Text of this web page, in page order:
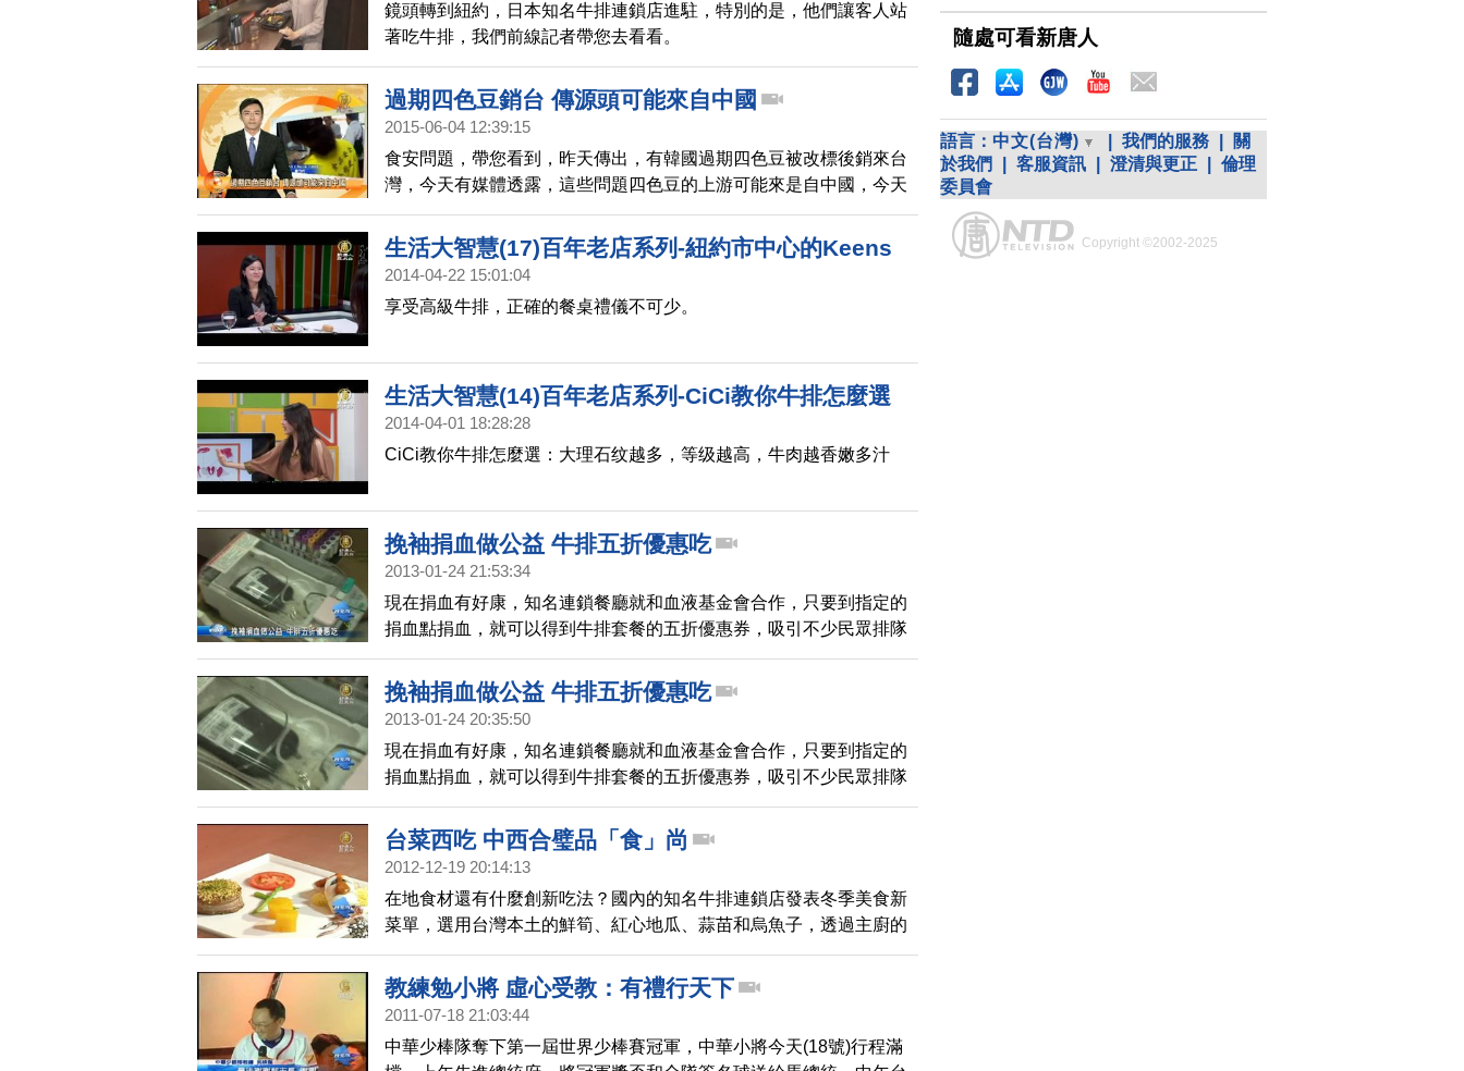
鏡頭轉到紐約，日本知名牛排連鎖店進駐，特別的是，他們讓客人站
著吃牛排，我們前線記者帶您去看看。
過期四色豆銷台 傳源頭可能來自中國
2015-06-04 12:39:15
食安問題，帶您看到，昨天傳出，有韓國過期四色豆被改標後銷來台
灣，今天有媒體透露，這些問題四色豆的上游可能來是自中國，今天
桃園衛生局表示，進一步消息，有待檢方調查，目前，吼牛排等，使
用問題四色豆的九家牛排館，都已經停用。
生活大智慧(17)百年老店系列-紐約市中心的Keens
Steakshouse
2014-04-22 15:01:04
享受高級牛排，正確的餐桌禮儀不可少。
生活大智慧(14)百年老店系列-CiCi教你牛排怎麼選
2014-04-01 18:28:28
CiCi教你牛排怎麼選：大理石纹越多，等级越高，牛肉越香嫩多汁
挽袖捐血做公益 牛排五折優惠吃
2013-01-24 21:53:34
現在捐血有好康，知名連鎖餐廳就和血液基金會合作，只要到指定的
捐血點捐血，就可以得到牛排套餐的五折優惠券，吸引不少民眾排隊
捐血，有三代同堂一起來，也有老外前來響應。
挽袖捐血做公益 牛排五折優惠吃
2013-01-24 20:35:50
現在捐血有好康，知名連鎖餐廳就和血液基金會合作，只要到指定的
捐血點捐血，就可以得到牛排套餐的五折優惠券，吸引不少民眾排隊
捐血，有三代同堂一起來，也有老外前來響應。
台菜西吃 中西合璧品「食」尚
2012-12-19 20:14:13
在地食材還有什麼創新吃法？國內的知名牛排連鎖店發表冬季美食新
菜單，選用台灣本土的鮮筍、紅心地瓜、蒜苗和烏魚子，透過主廚的
創意把台菜融入法式西餐，餐點搭配專屬音樂，要饕客不只享受美食
還要品味生活。
教練勉小將 虛心受教：有禮行天下
2011-07-18 21:03:44
中華少棒隊奪下第一屆世界少棒賽冠軍，中華小將今天(18號)行程滿
隨處可看新唐人
語言： 中文(台灣) 我們的服務
關
於我們
客服資訊 澄清與更正
倫理
委員會
Copyright ©2002-2025